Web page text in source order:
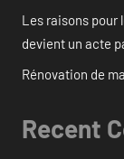
Les raisons pour
devient un acte
Rénovation de
Recent